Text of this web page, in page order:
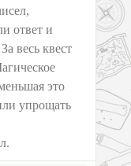
ответ и
весь квест
это
упрощать